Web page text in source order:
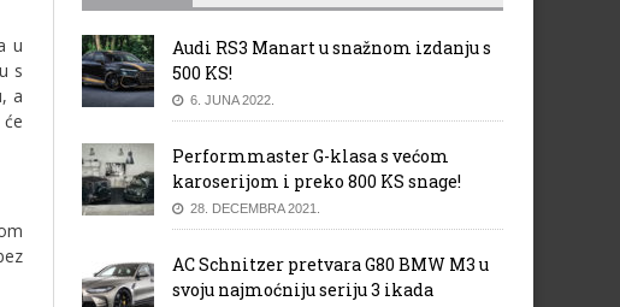
u
s
a
Audi RS3 Manart u snažnom izdanju s
500 KS!
6. JUNA 2022.
Performmaster G-klasa s većom
karoserijom i preko 800 KS snage!
28. DECEMBRA 2021.
AC Schnitzer pretvara G80 BMW M3 u
svoju najmoćniju seriju 3 ikada